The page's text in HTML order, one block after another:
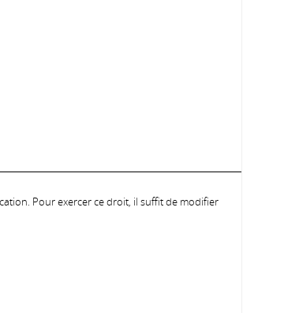
Pour exercer ce droit, il suffit de modifier